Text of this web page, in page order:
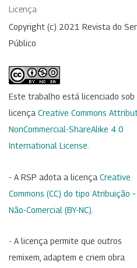
Licença
Copyright (c) 2021 Revista do
Público
Este trabalho está licenciado sob
licença Creative Commons
NonCommercial-ShareAlike 4.0
International License
- A RSP adota a licença Creative
Commons (CC) do tipo Atribuição –
Não-Comercial (BY-NC)
- A licença permite que outros
remixem, adaptem e criem obra